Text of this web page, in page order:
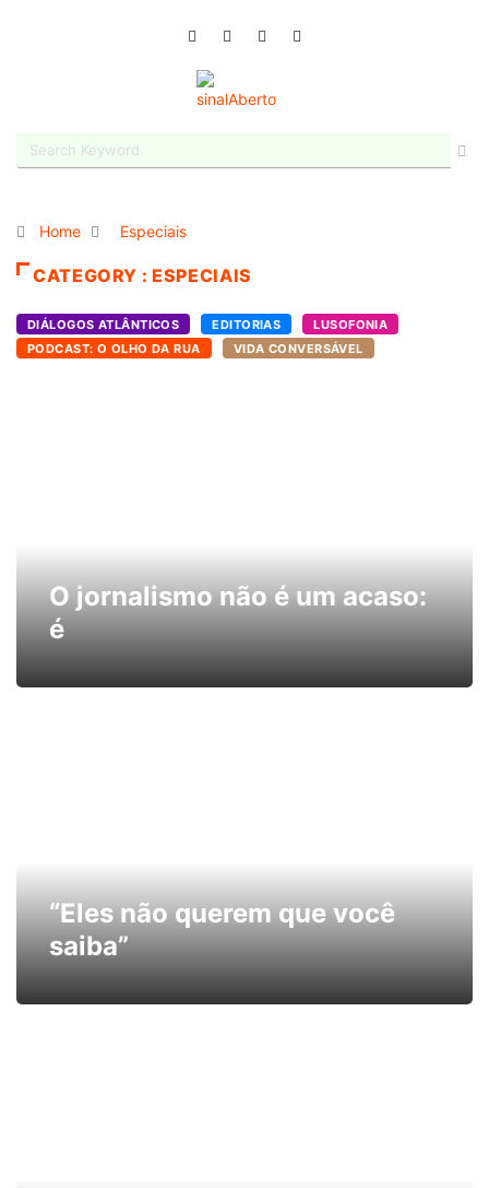
Home Especiais
CATEGORY : ESPECIAIS
DIÁLOGOS ATLÂNTICOS EDITORIAS
LUSOFONIA
PODCAST: O OLHO DA RUA
VIDA CONVERSÁVEL
O jornalismo não é um acaso:
é
“Eles não querem que você
saiba”